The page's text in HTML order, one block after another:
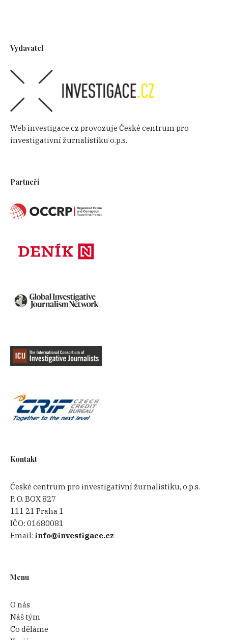
Vydavatel
Web investigace.cz provozuje České centrum pro
investigativní žurnalistiku o.p.s.
Partneři
Kontakt
České centrum pro investigativní žurnalistiku, o.p.s.
P. O. BOX 827
111 21 Praha 1
IČO:01680081
Email:info@investigace.cz
Menu
O nás
Náš tým
Co děláme